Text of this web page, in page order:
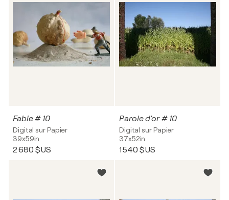
Fable # 10
Digital sur Papier
39x59in
2 680 $US
Parole d'or # 10
Digital sur Papier
37x52in
1 540 $US